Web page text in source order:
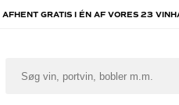
AFHENT GRATIS I ÉN AF VORES 23